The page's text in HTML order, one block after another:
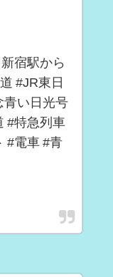
宿駅から
#JR東日
青い日光号
#特急列車
#電車 #青